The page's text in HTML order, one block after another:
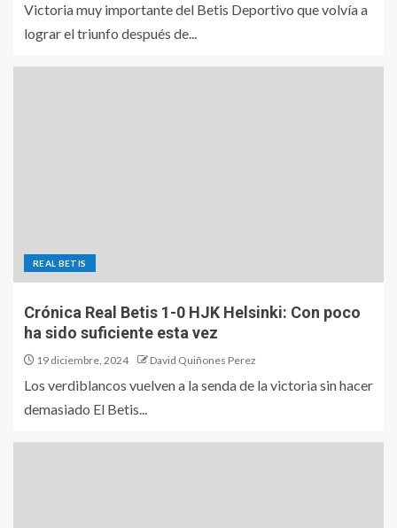
Victoria muy importante del Betis Deportivo que volvía a
lograr el triunfo después de...
REAL BETIS
Crónica Real Betis 1-0 HJK Helsinki: Con poco
ha sido suficiente esta vez
19 diciembre, 2024 David Quiñones Perez
Los verdiblancos vuelven a la senda de la victoria sin hacer
demasiado El Betis...